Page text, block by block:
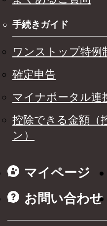
手続きガイド
ワンストップ特例
確定申告
マイナポータル連
控除できる金額（
ン）
マイページ
お問い合わせ